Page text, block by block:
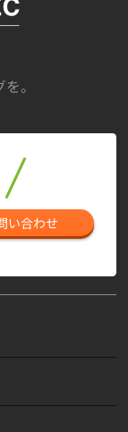
。
い合わせ